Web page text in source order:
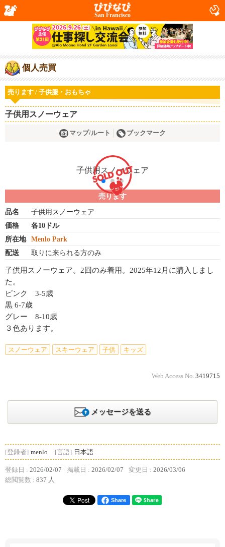
San Francisco
個人売買
売ります / 子供服・おもちゃ
子供用スノーウェア
マップ/ルート ブックマーク
売ります
品名
子供用スノーウェア
価格
各10ドル
所在地
Menlo Park
配送
取りに来られる方のみ
子供用スノーウェア。2回のみ着用。2025年12月に購入しまし
た。
ピンク 3-5歳
黒 6-7歳
グレー 8-10歳
３色あります。
スノーウェア スキーウェア 子供 キッズ
Web Access No. 3419715
メッセージを送る
[登録者] menlo [言語] 日本語
登録日 : 2026/02/07 掲載日 : 2026/02/07 変更日 : 2026/03/06
総閲覧数 : 837 人
Share